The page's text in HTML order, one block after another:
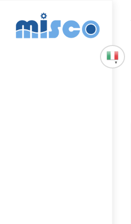
alla
navigazione
al
contenuto
▼